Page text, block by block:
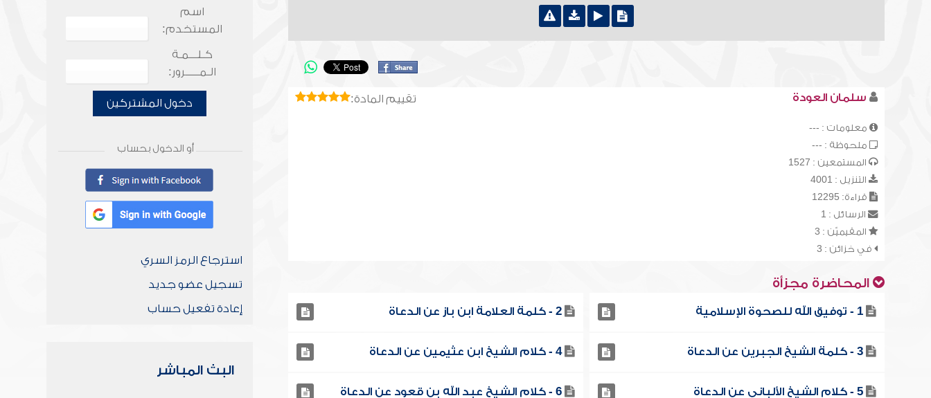
تقييم المادة: سلمان العودة
معلومات : ---
ملحوظة : ---
المستمعين : 1527
التنزيل : 4001
قراءة: 12295
الرسائل : 1
المقيميّن : 3
في خزائن : 3
المحاضرة مجزأة
1 - توفيق الله للصحوة الإسلامية 2 - كلمة العلامة ابن باز عن الدعاة
3 - كلمة الشيخ الجبرين عن الدعاة 4 - كلام الشيخ ابن عثيمين عن الدعاة
5 - كلام الشيخ الألباني عن الدعاة 6 - كلام الشيخ عبد الله بن قعود عن الدعاة
اسم
المستخدم:
كـلـــمـة
الـمـــــرور:
دخول المشتركين
أو الدخول بحساب
استرجاع الرمز السري
تسجيل عضو جديد
إعادة تفعيل حساب
البث المباشر